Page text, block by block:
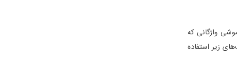
واژگانی که
از تکنیک‌های زیر استفاده